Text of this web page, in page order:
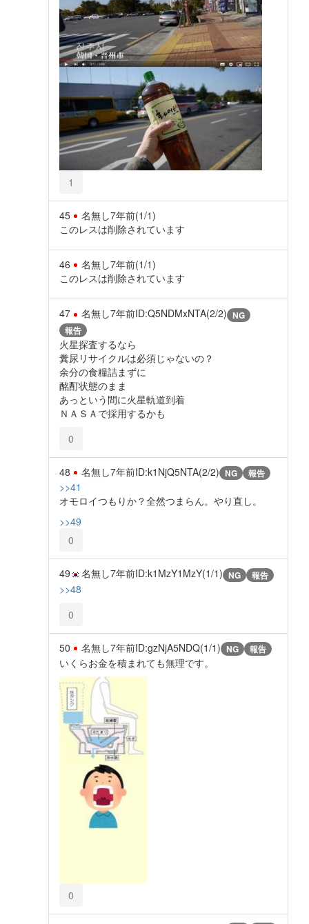
1
45 名無し7年前(1/1)
このレスは削除されています
46 名無し7年前(1/1)
このレスは削除されています
47 名無し7年前ID:Q5NDMxNTA(2/2) NG
報告
火星探査するなら
糞尿リサイクルは必須じゃないの？
余分の食糧詰まずに
酩酊状態のまま
あっという間に火星軌道到着
ＮＡＳＡで採用するかも
0
48 名無し7年前ID:k1NjQ5NTA(2/2) NG 報告
>>41
オモロイつもりか？全然つまらん。やり直し。
>>49
0
49 名無し7年前ID:k1MzY1MzY(1/1) NG 報告
>>48
0
50 名無し7年前ID:gzNjA5NDQ(1/1) NG 報告
いくらお金を積まれても無理です。
0